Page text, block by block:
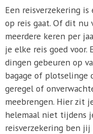
Een reisverzekering
op reis gaat. Of dit nu
meerdere keren per
je elke reis goed voor.
dingen gebeuren op
bagage of plotselinge
geregel of
meebrengen. Hier zit
helemaal niet tijdens
reisverzekering ben